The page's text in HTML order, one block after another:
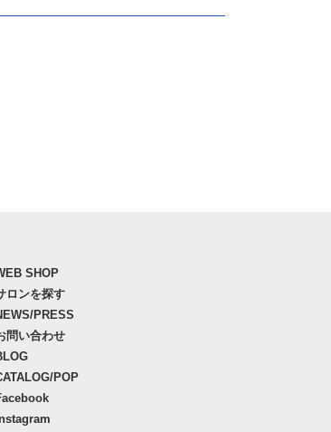
SHOP
ロンを探す
PRESS
問い合わせ
POP
Instagram